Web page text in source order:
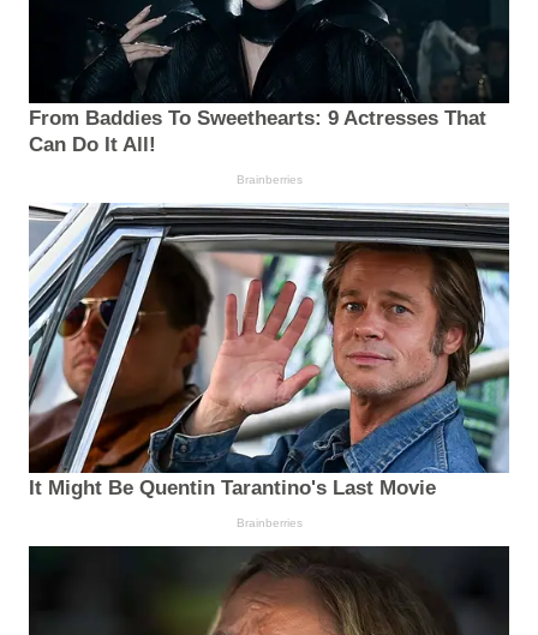
From Baddies To Sweethearts: 9 Actresses That
Can Do It All!
Brainberries
It Might Be Quentin Tarantino's Last Movie
Brainberries